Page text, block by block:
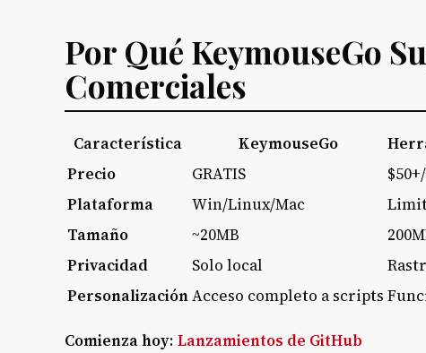
Por Qué KeymouseGo
Comerciales
Característica KeymouseGo
Precio
GRATIS
Plataforma
Win/Linux/Mac
Tamaño
~20MB
Privacidad
Solo local
PersonalizaciónAcceso completo a scripts
Comienza hoy: Lanzamientos de GitHub